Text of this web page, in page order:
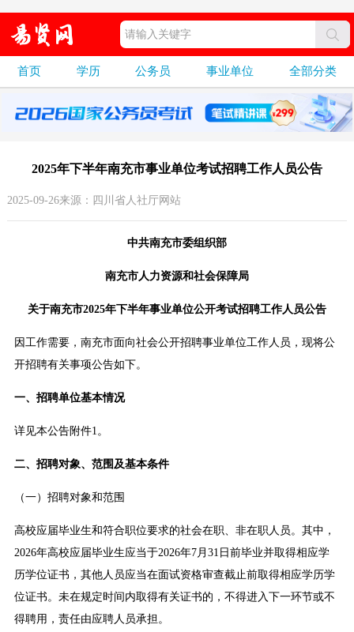
首页 学历 公务员 事业单位 全部分类
2025年下半年南充市事业单位考试招聘工作人员公告
2025-09-26来源：四川省人社厅网站
中共南充市委组织部
南充市人力资源和社会保障局
关于南充市2025年下半年事业单位公开考试招聘工作人员公告
因工作需要，南充市面向社会公开招聘事业单位工作人员，现将公
开招聘有关事项公告如下。
一、招聘单位基本情况
详见本公告附件1。
二、招聘对象、范围及基本条件
（一）招聘对象和范围
高校应届毕业生和符合职位要求的社会在职、非在职人员。其中，
2026年高校应届毕业生应当于2026年7月31日前毕业并取得相应学
历学位证书，其他人员应当在面试资格审查截止前取得相应学历学
位证书。未在规定时间内取得有关证书的，不得进入下一环节或不
得聘用，责任由应聘人员承担。